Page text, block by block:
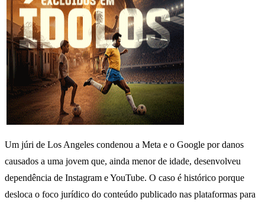
Um júri de Los Angeles condenou a Meta e o Google por danos
causados a uma jovem que, ainda menor de idade, desenvolveu
dependência de Instagram e YouTube. O caso é histórico porque
desloca o foco jurídico do conteúdo publicado nas plataformas para